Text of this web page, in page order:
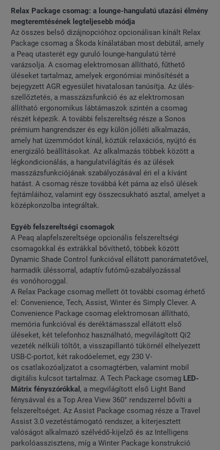
Relax Package csomag: a lounge-hangulatú utazási élmény
megteremtésének legteljesebb módja
Az összes belső dizájnopcióhoz opcionálisan kínált Relax
Package csomag a Škoda kínálatában most debütál, amely
a Peaq utasterét egy guruló lounge-hangulatú térré
varázsolja. A csomag elektromosan állítható, fűthető
üléseket tartalmaz, amelyek ergonómiai minősítését a
bejegyzett AGR egyesület hivatalosan tanúsítja. Az ülés-
szellőztetés, a masszázsfunkció és az elektromosan
állítható ergonomikus lábtámaszok szintén a csomag
részét képezik. A további felszereltség része a Sonos
prémium hangrendszer és egy külön jólléti alkalmazás,
amely hat üzemmódot kínál, köztük relaxációs, nyújtó és
energizáló beállításokat. Az alkalmazás többek között a
légkondicionálás, a hangulatvilágítás és az ülések
masszázsfunkciójának szabályozásával éri el a kívánt
hatást. A csomag része továbbá két párna az első ülések
fejtámláihoz, valamint egy összecsukható asztal, amelyet a
középkonzolba integráltak.
Egyéb felszereltségi csomagok
A Peaq alapfelszereltsége opcionális felszereltségi
csomagokkal és extrákkal bővíthető, többek között
Dynamic Shade Control funkcióval ellátott panorámatetővel,
harmadik üléssorral, adaptív futómű-szabályozással
és vonóhoroggal.
A Relax Package csomag mellett öt további csomag érhető
el: Convenience, Tech, Assist, Winter és Simply Clever. A
Convenience Package csomag elektromosan állítható,
memória funkcióval és deréktámasszal ellátott első
üléseket, két telefonhoz használható, megvilágított Qi2
vezeték nélküli töltőt, a visszapillantó tükörnél elhelyezett
USB-C-portot, két rakodóelemet, egy 230 V-
os csatlakozóaljzatot a csomagtérben, valamint mobil
digitális kulcsot tartalmaz. A Tech Package csomag LED-
Mátrix fényszórókkal , a megvilágított első Light Band
fénysávval és a Top Area View 360° rendszerrel bővíti a
felszereltséget. Az Assist Package csomag része a Travel
Assist 3.0 vezetéstámogató rendszer, a kiterjesztett
valóságot alkalmazó szélvédő-kijelző és az Intelligens
parkolóasszisztens, míg a Winter Package konstrukció